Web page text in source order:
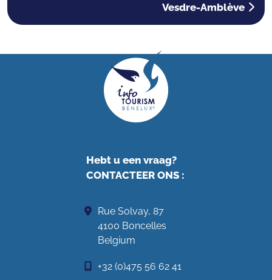
Vesdre-Amblève
Hebt u een vraag?
CONTACTEER ONS:
Rue Solvay, 87
4100 Boncelles
Belgium
+32 (0)475 56 62 41